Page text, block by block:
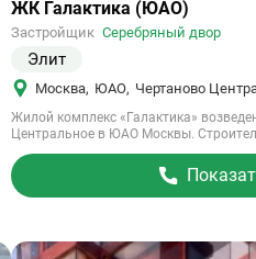
Ссылка
объект
ЖК Галактика (ЮАО)
Застройщик Серебряный двор
Элит
Москва, ЮАО, Чертаново
Жилой комплекс «Галактика»
Центральное в ЮАО Москвы.